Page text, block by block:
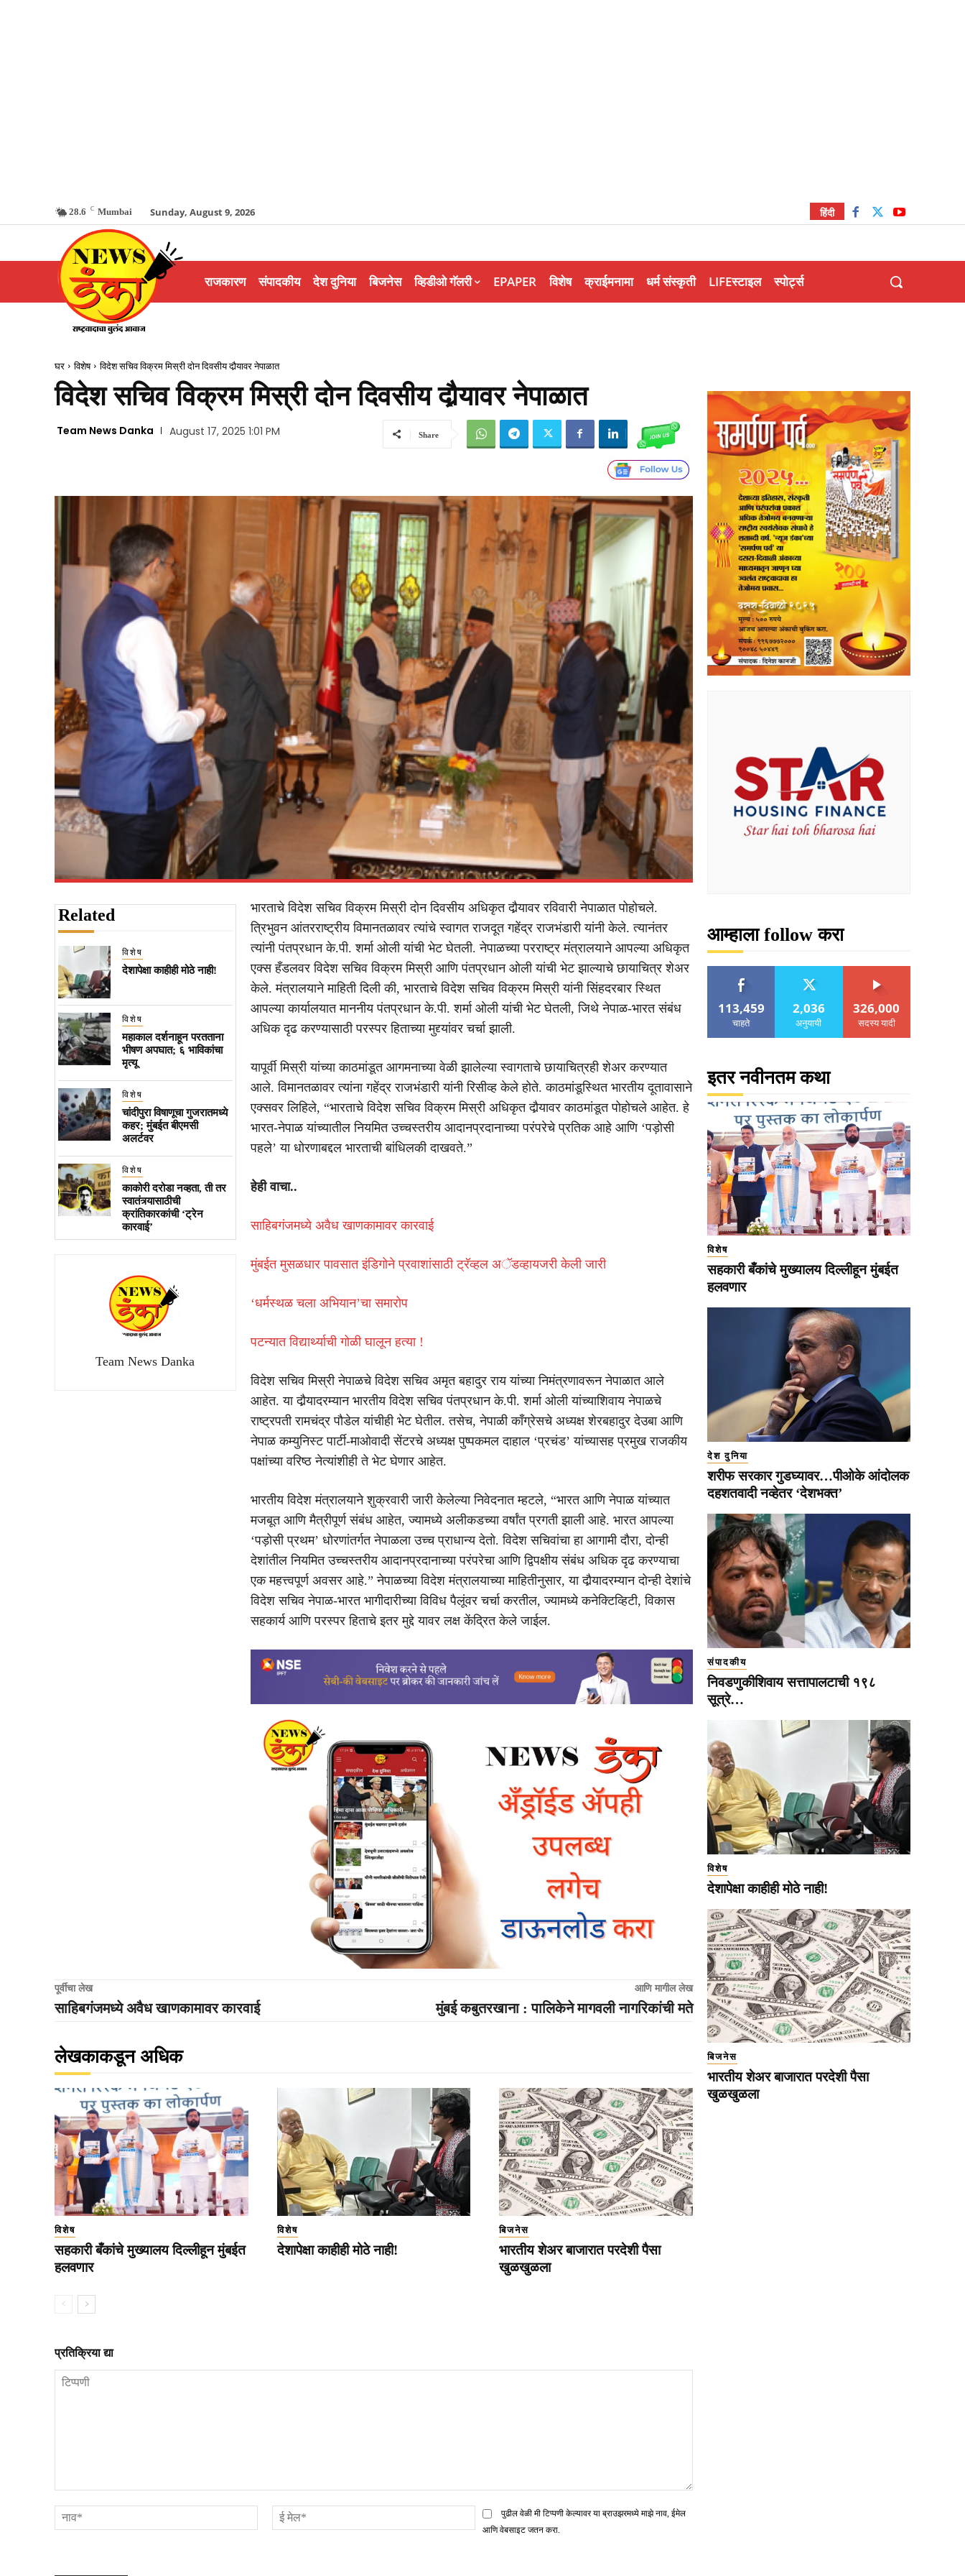
28.6 C Mumbai Sunday, August 9, 2026 हिंदी
राजकारण संपादकीय देश दुनिया बिजनेस व्हिडीओ गॅलरी EPAPER विशेष क्राईमनामा धर्म संस्कृती LIFEस्टाइल स्पोर्ट्स
घर विशेष विदेश सचिव विक्रम मिस्री दोन दिवसीय दौर्‍यावर नेपाळात
विदेश सचिव विक्रम मिस्री दोन दिवसीय दौर्‍यावर नेपाळात
Team News Danka August 17, 2025 1:01 PM Share
Related
विशेष
देशापेक्षा काहीही मोठे नाही!
विशेष
महाकाल दर्शनाहून परतताना
भीषण अपघात; ६ भाविकांचा
मृत्यू
विशेष
चांदीपुरा विषाणूचा गुजरातमध्ये
कहर; मुंबईत बीएमसी
अलर्टवर
विशेष
काकोरी दरोडा नव्हता, ती तर
स्वातंत्र्यासाठीची
क्रांतिकारकांची ‘ट्रेन
कारवाई’
Team News Danka
भारताचे विदेश सचिव विक्रम मिस्री दोन दिवसीय अधिकृत दौर्‍यावर रविवारी नेपाळात पोहोचले.
त्रिभुवन आंतरराष्ट्रीय विमानतळावर त्यांचे स्वागत राजदूत गहेंद्र राजभंडारी यांनी केले. त्यानंतर
त्यांनी पंतप्रधान के.पी. शर्मा ओली यांची भेट घेतली. नेपाळच्या परराष्ट्र मंत्रालयाने आपल्या अधिकृत
एक्स हँडलवर विदेश सचिव विक्रम मिस्री आणि पंतप्रधान ओली यांची भेट झाल्याचे छायाचित्र शेअर
केले. मंत्रालयाने माहिती दिली की, भारताचे विदेश सचिव विक्रम मिस्री यांनी सिंहदरबार स्थित
आपल्या कार्यालयात माननीय पंतप्रधान के.पी. शर्मा ओली यांची भेट घेतली, जिथे नेपाळ-भारत संबंध
अधिक दृढ करण्यासाठी परस्पर हिताच्या मुद्द्यांवर चर्चा झाली.
यापूर्वी मिस्री यांच्या काठमांडूत आगमनाच्या वेळी झालेल्या स्वागताचे छायाचित्रही शेअर करण्यात
आले. विमानतळावर त्यांना गहेंद्र राजभंडारी यांनी रिसीव्ह केले होते. काठमांडूस्थित भारतीय दूतावासाने
एक्सवर लिहिले, “भारताचे विदेश सचिव विक्रम मिस्री अधिकृत दौर्‍यावर काठमांडूत पोहोचले आहेत. हे
भारत-नेपाळ यांच्यातील नियमित उच्चस्तरीय आदानप्रदानाच्या परंपरेचे प्रतिक आहे आणि ‘पड़ोसी
पहले’ या धोरणाबद्दल भारताची बांधिलकी दाखवते.”
हेही वाचा..
साहिबगंजमध्ये अवैध खाणकामावर कारवाई
मुंबईत मुसळधार पावसात इंडिगोने प्रवाशांसाठी ट्रॅव्हल अॅडव्हायजरी केली जारी
‘धर्मस्थळ चला अभियान’चा समारोप
पटन्यात विद्यार्थ्याची गोळी घालून हत्या !
विदेश सचिव मिस्री नेपाळचे विदेश सचिव अमृत बहादुर राय यांच्या निमंत्रणावरून नेपाळात आले
आहेत. या दौर्‍यादरम्यान भारतीय विदेश सचिव पंतप्रधान के.पी. शर्मा ओली यांच्याशिवाय नेपाळचे
राष्ट्रपती रामचंद्र पौडेल यांचीही भेट घेतील. तसेच, नेपाळी काँग्रेसचे अध्यक्ष शेरबहादुर देउबा आणि
नेपाळ कम्युनिस्ट पार्टी-माओवादी सेंटरचे अध्यक्ष पुष्पकमल दाहाल ‘प्रचंड’ यांच्यासह प्रमुख राजकीय
पक्षांच्या वरिष्ठ नेत्यांशीही ते भेट घेणार आहेत.
भारतीय विदेश मंत्रालयाने शुक्रवारी जारी केलेल्या निवेदनात म्हटले, “भारत आणि नेपाळ यांच्यात
मजबूत आणि मैत्रीपूर्ण संबंध आहेत, ज्यामध्ये अलीकडच्या वर्षांत प्रगती झाली आहे. भारत आपल्या
‘पड़ोसी प्रथम’ धोरणांतर्गत नेपाळला उच्च प्राधान्य देतो. विदेश सचिवांचा हा आगामी दौरा, दोन्ही
देशांतील नियमित उच्चस्तरीय आदानप्रदानाच्या परंपरेचा आणि द्विपक्षीय संबंध अधिक दृढ करण्याचा
एक महत्त्वपूर्ण अवसर आहे.” नेपाळच्या विदेश मंत्रालयाच्या माहितीनुसार, या दौर्‍यादरम्यान दोन्ही देशांचे
विदेश सचिव नेपाळ-भारत भागीदारीच्या विविध पैलूंवर चर्चा करतील, ज्यामध्ये कनेक्टिव्हिटी, विकास
सहकार्य आणि परस्पर हिताचे इतर मुद्दे यावर लक्ष केंद्रित केले जाईल.
पूर्वीचा लेख
साहिबगंजमध्ये अवैध खाणकामावर कारवाई
आणि मागील लेख
मुंबई कबुतरखाना : पालिकेने मागवली नागरिकांची मते
लेखकाकडून अधिक
विशेष
सहकारी बँकांचे मुख्यालय दिल्लीहून मुंबईत
हलवणार
विशेष
देशापेक्षा काहीही मोठे नाही!
बिजनेस
भारतीय शेअर बाजारात परदेशी पैसा
खुळखुळला
प्रतिक्रिया द्या
नाव*
मेल*
पुढील वेळी मी टिप्पणी केल्यावर या ब्राउझरमध्ये माझे नाव, ईमेल
आणि वेबसाइट जतन करा.
आम्हाला follow करा
113,459
चाहते
2,036
अनुयायी
326,000
सदस्य यादी
इतर नवीनतम कथा
विशेष
सहकारी बँकांचे मुख्यालय दिल्लीहून मुंबईत
हलवणार
देश दुनिया
शरीफ सरकार गुडघ्यावर…पीओके आंदोलक
दहशतवादी नव्हेतर ‘देशभक्त’
संपादकीय
निवडणुकीशिवाय सत्तापालटाची १९८
सूत्रे…
विशेष
देशापेक्षा काहीही मोठे नाही!
बिजनेस
भारतीय शेअर बाजारात परदेशी पैसा
खुळखुळला